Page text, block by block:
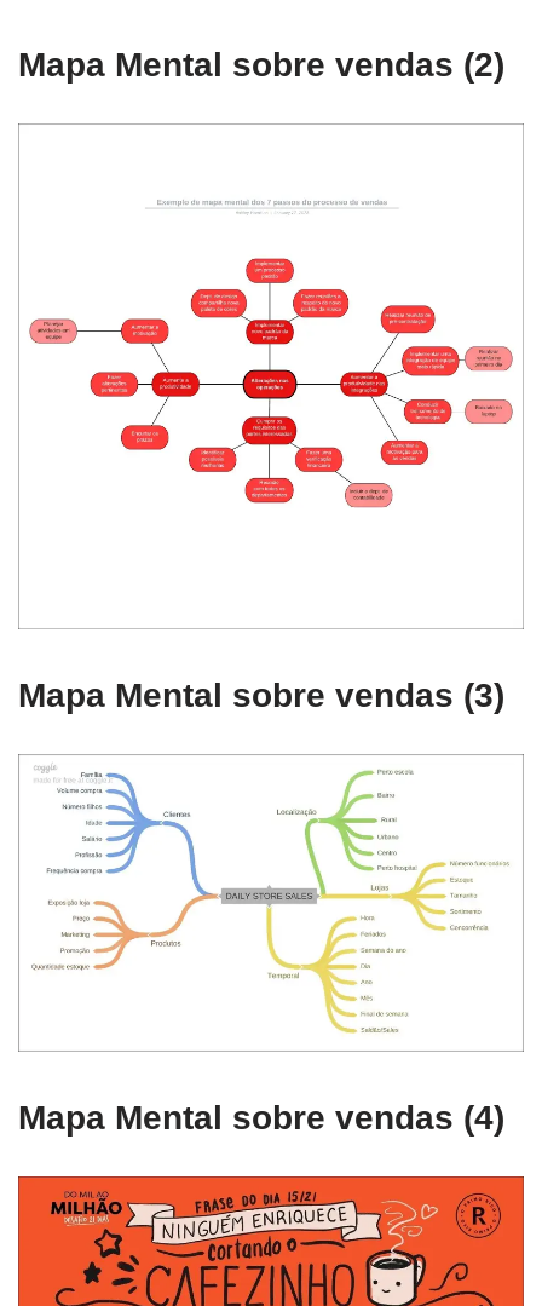
Mapa Mental sobre vendas (2)
Mapa Mental sobre vendas (3)
Mapa Mental sobre vendas (4)